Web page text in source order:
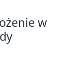
w